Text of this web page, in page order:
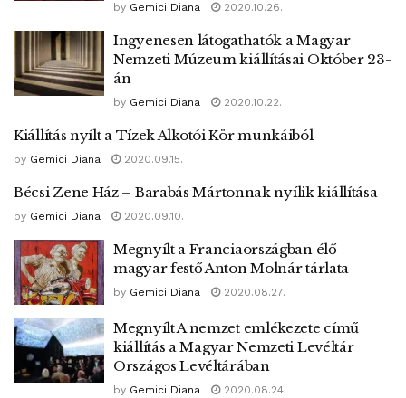
by Gemici Diana 2020.10.26.
Ingyenesen látogathatók a Magyar
Nemzeti Múzeum kiállításai Október 23-
án
by Gemici Diana 2020.10.22.
Kiállítás nyílt a Tízek Alkotói Kör munkáiból
by Gemici Diana 2020.09.15.
Bécsi Zene Ház – Barabás Mártonnak nyílik kiállítása
by Gemici Diana 2020.09.10.
Megnyílt a Franciaországban élő
magyar festő Anton Molnár tárlata
by Gemici Diana 2020.08.27.
Megnyílt A nemzet emlékezete című
kiállítás a Magyar Nemzeti Levéltár
Országos Levéltárában
by Gemici Diana 2020.08.24.